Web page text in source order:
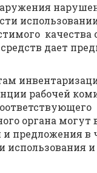
качества
дает
рабочей
органа могут
предложения в
использования